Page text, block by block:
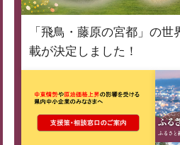
「飛鳥・藤原の宮都」の
載が決定しました！